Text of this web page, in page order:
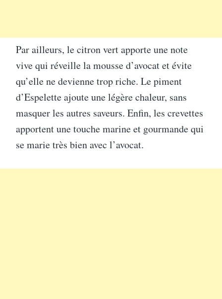
Par ailleurs, le citron vert apporte une note
vive qui réveille la mousse d’avocat et évite
qu’elle ne devienne trop riche. Le piment
d’Espelette ajoute une légère chaleur, sans
masquer les autres saveurs. Enfin, les crevettes
apportent une touche marine et gourmande qui
se marie très bien avec l’avocat.